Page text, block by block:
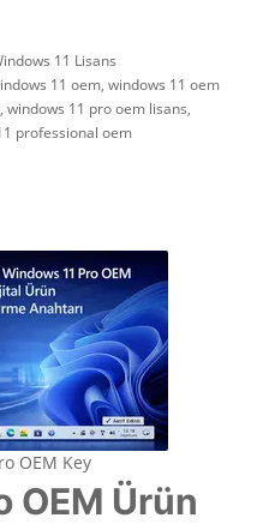
11 Lisans
11 oem, windows 11 oem
, windows 11 pro oem lisans,
professional oem
OEM Key
OEM Ürün